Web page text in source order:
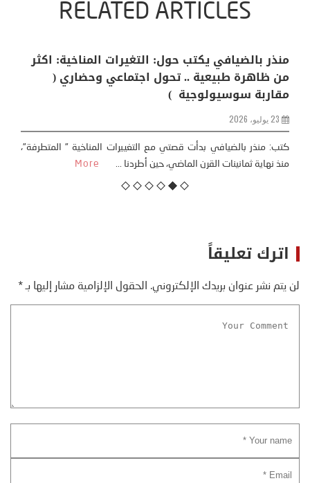
RELATED ARTICLES
منذر بالضيافي يكتب حول: التغيرات المناخية: اكثر
من ظاهرة طبيعية .. تحول اجتماعي وحضاري (
مقاربة سوسيولوجية )
23 يوليو، 2026
كتب: منذر بالضيافي بدأت قصتي مع التغييرات المناخية ” المتطرفة”،
منذ نهاية ثمانينات القرن الماضي، حين أطردنا ...
More
اترك تعليقاً
لن يتم نشر عنوان بريدك الإلكتروني. الحقول الإلزامية مشار إليها بـ*